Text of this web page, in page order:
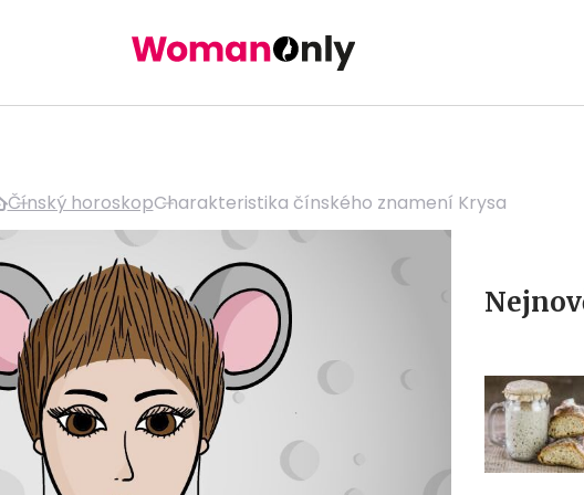
Čínský horoskopCharakteristika čínského znamení Krysa